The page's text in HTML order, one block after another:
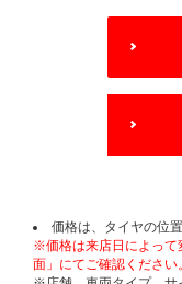
OPTIONS
価格は、タイヤの位
※価格は来店日によって
面」にてご確認ください。